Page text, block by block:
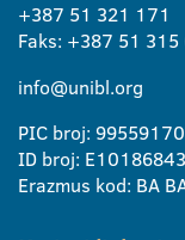
+387 51 321 171
Faks: +387 51 315
info@unibl.org
PIC broj:
ID broj: E10186843
Erazmus kod: BA